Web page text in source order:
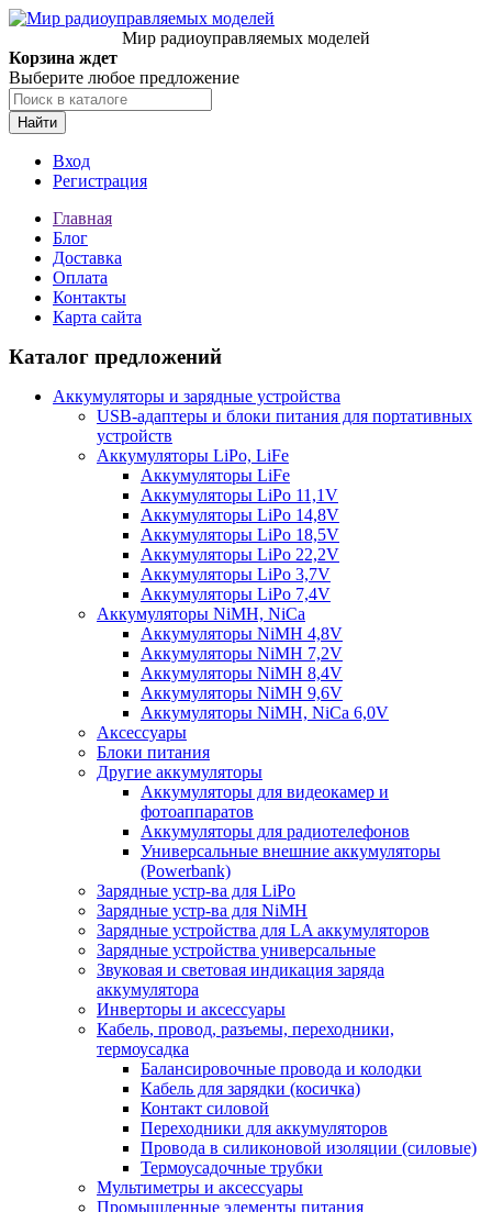
Мир радиоуправляемых моделей
Корзина ждет
Выберите любое предложение
Найти
Вход
Регистрация
Главная
Блог
Доставка
Оплата
Контакты
Карта сайта
Каталог предложений
Аккумуляторы и зарядные устройства
USB-адаптеры и блоки питания для портативных
устройств
Аккумуляторы LiPo, LiFe
Аккумуляторы LiFe
Аккумуляторы LiPo 11,1V
Аккумуляторы LiPo 14,8V
Аккумуляторы LiPo 18,5V
Аккумуляторы LiPo 22,2V
Аккумуляторы LiPo 3,7V
Аккумуляторы LiPo 7,4V
Аккумуляторы NiMH, NiCa
Аккумуляторы NiMH 4,8V
Аккумуляторы NiMH 7,2V
Аккумуляторы NiMH 8,4V
Аккумуляторы NiMH 9,6V
Аккумуляторы NiMH, NiCa 6,0V
Аксессуары
Блоки питания
Другие аккумуляторы
Аккумуляторы для видеокамер и
фотоаппаратов
Аккумуляторы для радиотелефонов
Универсальные внешние аккумуляторы
(Powerbank)
Зарядные устр-ва для LiPo
Зарядные устр-ва для NiMH
Зарядные устройства для LA аккумуляторов
Зарядные устройства универсальные
Звуковая и световая индикация заряда
аккумулятора
Инверторы и аксессуары
Кабель, провод, разъемы, переходники,
термоусадка
Балансировочные провода и колодки
Кабель для зарядки (косичка)
Контакт силовой
Переходники для аккумуляторов
Провода в силиконовой изоляции (силовые)
Термоусадочные трубки
Мультиметры и аксессуары
Промышленные элементы питания